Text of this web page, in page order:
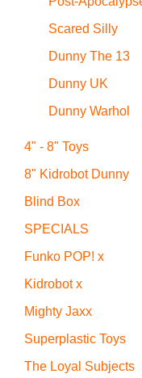
Scared Silly
Dunny The 13
Dunny UK
Dunny Warhol
4" - 8" Toys
8" Kidrobot Dunny
Blind Box
SPECIALS
Funko POP! x
Kidrobot x
Mighty Jaxx
Superplastic Toys
The Loyal Subjects